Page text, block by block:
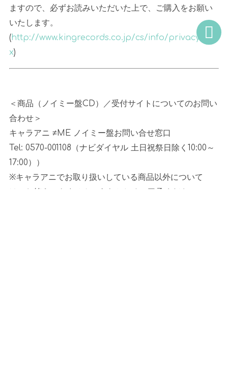
ますので、必ずお読みいただいた上で、ご購入をお願い
いたします。
(http://www.kingrecords.co.jp/cs/info/privacy.asp
x)
＜商品（ノイミー盤CD）／受付サイトについてのお問い
合わせ＞
キャラアニ ≠ME
ノイミー盤お問い合せ窓口
Tel: 0570-001108（ナビダイヤル 土日祝祭日除く 10:00 ～
17:00））
※キャラアニでお取り扱いしている商品以外について
は、お答えできません。あらかじめご了承ください。